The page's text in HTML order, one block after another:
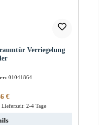
Verriegelung
01041864
Preis:
€
2-4 Tage